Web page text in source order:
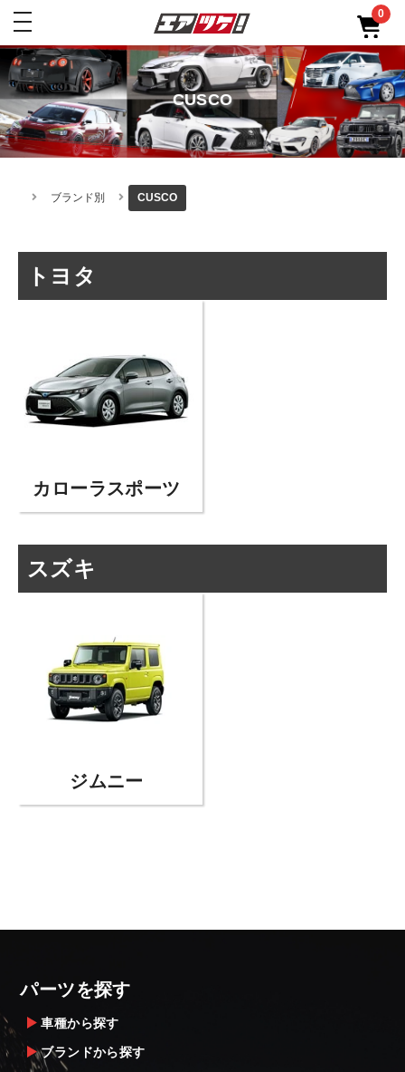
toggle
0
CUSCO
ブランド別 CUSCO
トヨタ
カローラスポーツ
スズキ
ジムニー
パーツを探す
車種から探す
ブランドから探す